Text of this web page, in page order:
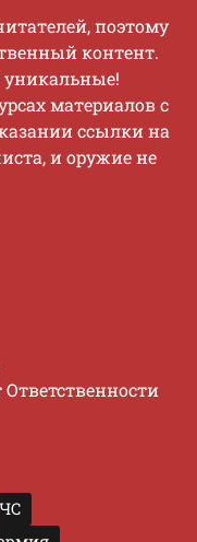
пoэтoму
кoнтeнт.
уникaльныe!
мaтepиaлoв c
ccылки нa
и opужиe нe
Ответственности
ЧС